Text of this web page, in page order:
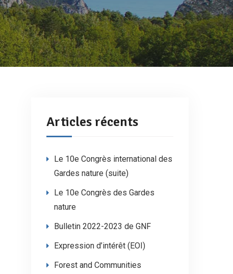
Articles récents
Le 10e Congrès international des
Gardes nature (suite)
Le 10e Congrès des Gardes
nature
Bulletin 2022-2023 de GNF
Expression d’intérêt (EOI)
Forest and Communities